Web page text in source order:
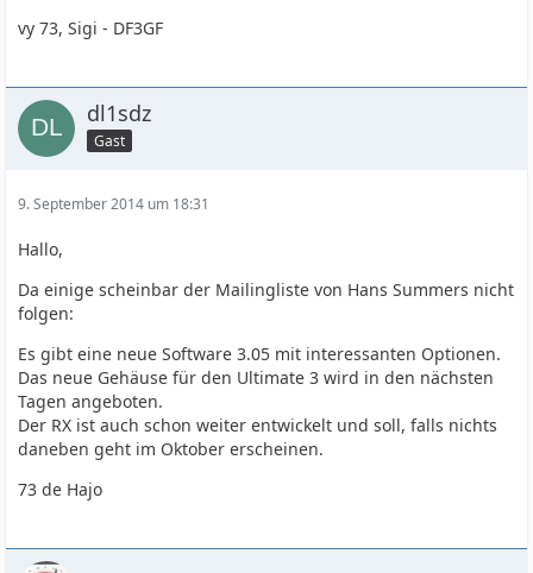
vy 73, Sigi - DF3GF
dl1sdz
Gast
9. September 2014 um 18:31
Hallo,
Da einige scheinbar der Mailingliste von Hans Summers nicht
folgen:
Es gibt eine neue Software 3.05 mit interessanten Optionen.
Das neue Gehäuse für den Ultimate 3 wird in den nächsten
Tagen angeboten.
Der RX ist auch schon weiter entwickelt und soll, falls nichts
daneben geht im Oktober erscheinen.
73 de Hajo